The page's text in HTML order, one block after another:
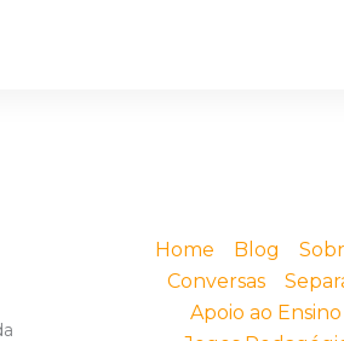
Home Blog
Conversas
Apoio ao Ensino